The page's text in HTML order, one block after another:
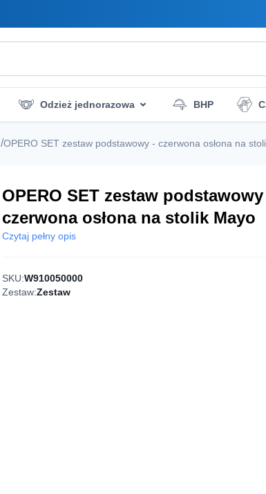
Odzież jednorazowa BHP
Ratownictwo Higiena i
/OPERO SET zestaw podstawowy - czerwona osłona na
OPERO SET zestaw podstawowy
czerwona osłona na stolik Mayo
Czytaj pełny opis
SKU:W910050000
Zestaw:Zestaw